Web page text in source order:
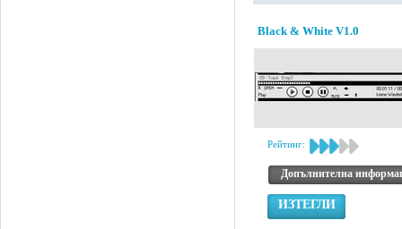
Black & White V1.0
Рейтинг:
Допълнителна
ИЗТЕГЛИ